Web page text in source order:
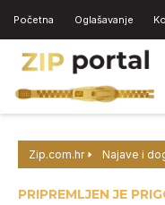
Početna Oglašavanje
Zip.com.hr Najave i
PRIPREMLJEN JE